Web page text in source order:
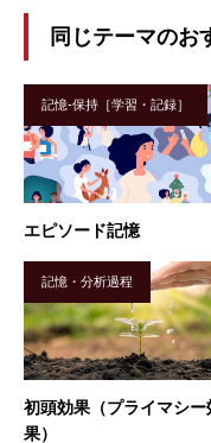
同じテーマのお
記憶-保持［学習・記録］
エピソード記憶
記憶・分析過程
初頭効果（プライマシー
果）